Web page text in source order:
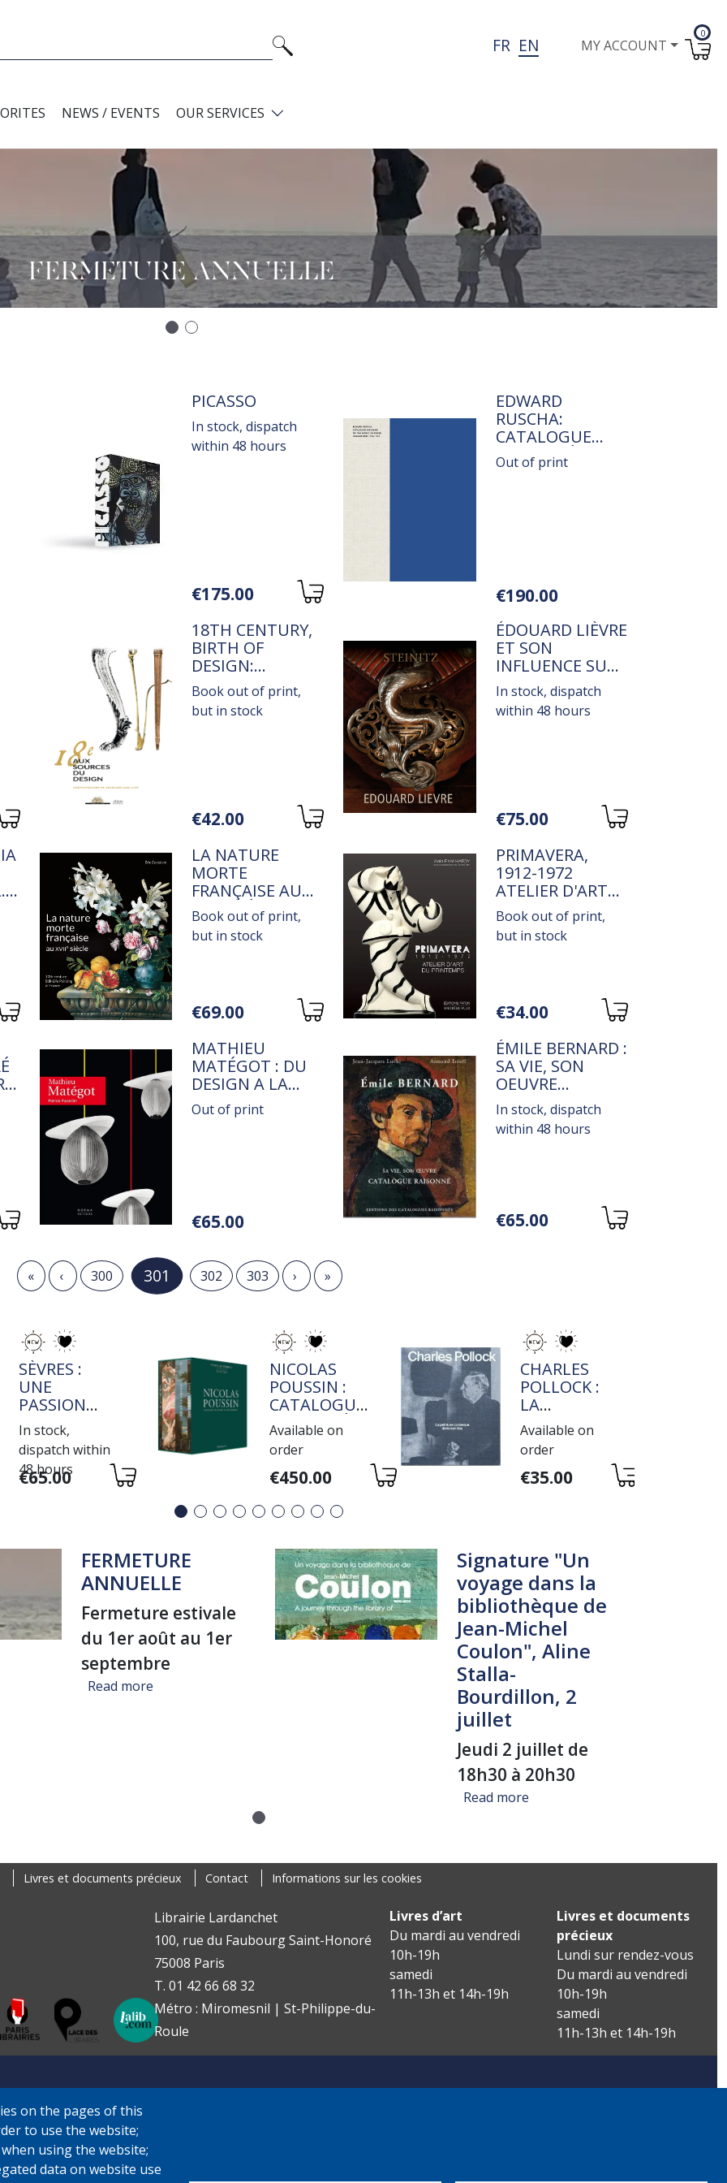
FR EN User account menu
MY ACCOUNT
0
NEWS / EVENTS OUR SERVICES
FERMETURE ANNUELLE
TITRE
PICASSO
In stock, dispatch
within 48 hours
Variations
€175.00
TITRE
EDWARD
RUSCHA:
CATALOGUE
RAISONNÉ OF
THE WORKS ON
Out of print
Variations
€190.00
TITRE
18TH CENTURY,
BIRTH OF
DESIGN:
FURNITURE
MASTERPIECES
1650-1790
Book out of print,
but in stock
Variations
€42.00
TITRE
ÉDOUARD LIÈVRE
ET SON
INFLUENCE SUR
LES ARTS
DÉCORATIFS DU
DERNIER QUART
In stock, dispatch
within 48 hours
Variations
€75.00
I
TITRE
LA NATURE
MORTE
FRANÇAISE AU
XVIIE SIÈCLE
Book out of print,
but in stock
Variations
€69.00
TITRE
PRIMAVERA,
1912-1972
ATELIER D'ART
DU PRINTEMPS
Book out of print,
but in stock
Variations
€34.00
TITRE
MATHIEU
MATÉGOT : DU
DESIGN A LA
TAPISSERIE
Out of print
Variations
€65.00
TITRE
ÉMILE BERNARD :
SA VIE, SON
OEUVRE
CATALOGUE
RAISONNÉ
In stock, dispatch
within 48 hours
Variations
€65.00
First page
« Previous page
‹ Page
300 Current page
301 Page
302 Page
303 Next page
› Last page
»
TITRE
SÈVRES :
UNE
PASSION
ROTHSCHILD
In stock,
dispatch within
48 hours
Variations
€65.00
TITRE
NICOLAS
POUSSIN :
CATALOGUE
RAISONNÉ
DE L'OEUVRE
PEINT
Available on
order
Variations
€450.00
TITRE
CHARLES
POLLOCK :
LA
PEINTURE
CONTENUE
DANS SON
LIEU
Available on
order
Variations
€35.00
FERMETURE
ANNUELLE
Fermeture estivale
du 1er août au 1er
septembre
Read moreabout FERMETURE ANNUELLE
Signature "Un
voyage dans la
bibliothèque de
Jean-Michel
Coulon", Aline
Stalla-
Bourdillon, 2
juillet
Jeudi 2 juillet de
18h30 à 20h30
Read moreabout Signature "Un voyage
Livres et documents précieux Contact Informations sur les cookies
Librairie Lardanchet
100, rue du Faubourg Saint-Honoré
75008 Paris
T. 01 42 66 68 32
Métro : Miromesnil | St-Philippe-du-
Roule
Livres d’art
Du mardi au vendredi
10h-19h
samedi
11h-13h et 14h-19h
Livres et documents
précieux
Lundi sur rendez-vous
Du mardi au vendredi
10h-19h
samedi
11h-13h et 14h-19h
on the pages of this
to use the website;
using the website;
data on website use